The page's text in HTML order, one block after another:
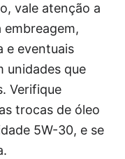
vale atenção a
embreagem,
e eventuais
unidades que
Verifique
trocas de óleo
5W-30, e se